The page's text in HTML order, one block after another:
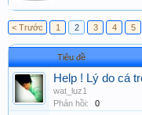
< Trước 1 2 3 4 5
Tiêu đề
Help ! Lý do cá
wat_luz1
Phản hồi:
0